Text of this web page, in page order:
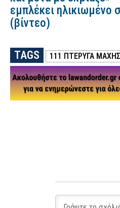
εμπλέκει ηλικιωμένο
(βίντεο)
TAGS 111 ΠΤΈΡΥΓΑ ΜΆΧΗΣ